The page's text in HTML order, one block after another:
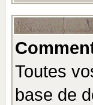
Toutes
base de